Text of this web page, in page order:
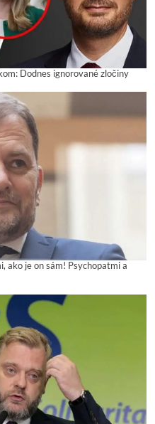
Dodnes ignorované zločiny
ako je on sám! Psychopatmi a